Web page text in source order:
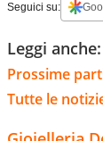
Seguici su:
Leggi anche:
Prossime
Tutte le